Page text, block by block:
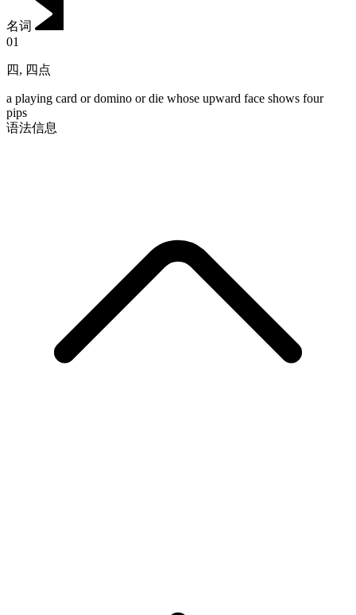
名词
01
四, 四点
a playing card or domino or die whose upward face shows four
pips
语法信息